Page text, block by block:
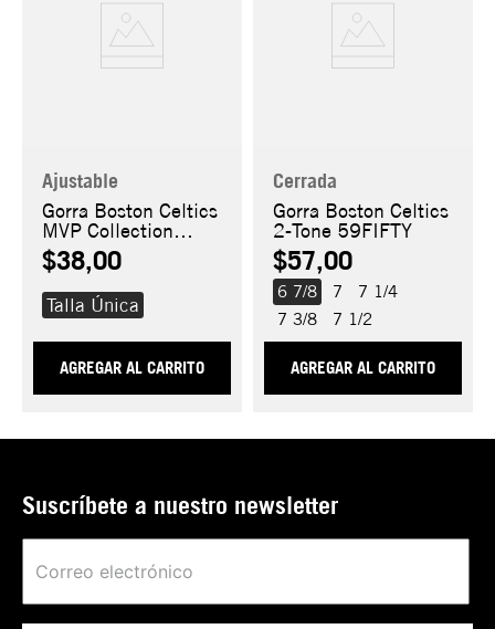
Ajustable
Gorra Boston Celtics
MVP Collection
9FORTY
$38,00
Talla Única
AGREGAR AL CARRITO
Cerrada
Gorra Boston Celtics
2-Tone 59FIFTY
$57,00
6 7/8
7
7 1/2
7 1/4
7 3/8
AGREGAR AL CARRITO
Suscríbete a nuestro newsletter